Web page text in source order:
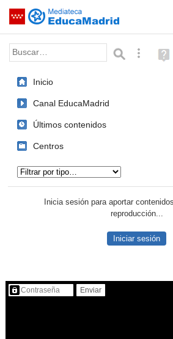
Saltar navegación
Palabra o frase: Búsqueda
(en
Inicio
Canal EducaMadrid
Últimos contenidos
Centros
Inicia sesión para aportar
reproducción...
Iniciar sesión
Contenido protegido…